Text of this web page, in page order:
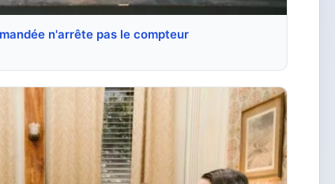
n'arrête pas le compteur